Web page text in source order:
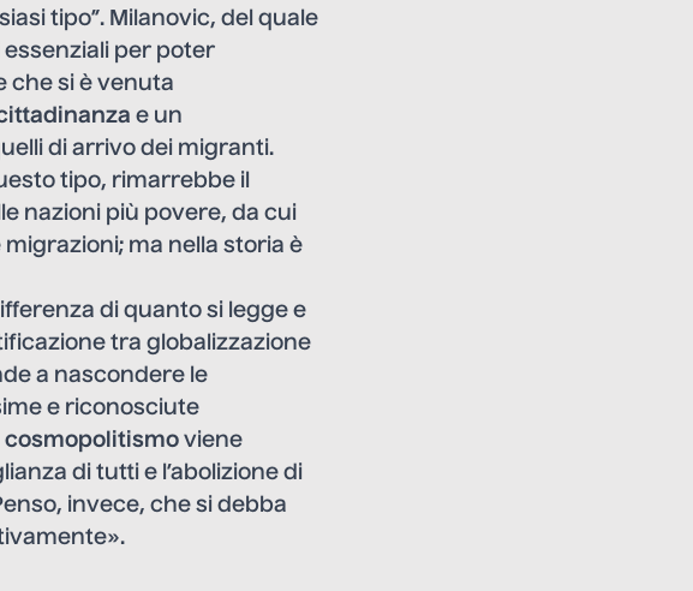
tipo”. Milanovic, del quale
per poter
che si è venuta
e un
di arrivo dei migranti.
tipo, rimarrebbe il
nazioni più povere, da cui
ma nella storia è
di quanto si legge e
tra globalizzazione
a nascondere le
e riconosciute
cosmopolitismo viene
di tutti e l’abolizione di
invece, che si debba